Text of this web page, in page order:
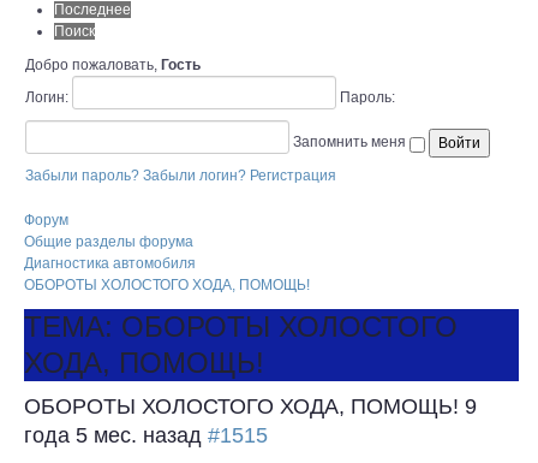
Последнее
Поиск
Добро пожаловать, Гость
Логин:
Пароль:
Запомнить меня
Забыли пароль? Забыли логин? Регистрация
Форум
Общие разделы форума
Диагностика автомобиля
ОБОРОТЫ ХОЛОСТОГО ХОДА, ПОМОЩЬ!
ТЕМА: ОБОРОТЫ ХОЛОСТОГО
ХОДА, ПОМОЩЬ!
ОБОРОТЫ ХОЛОСТОГО ХОДА, ПОМОЩЬ! 9
года 5 мес. назад #1515